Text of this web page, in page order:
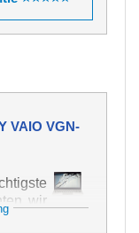
VAIO VGN-
wir